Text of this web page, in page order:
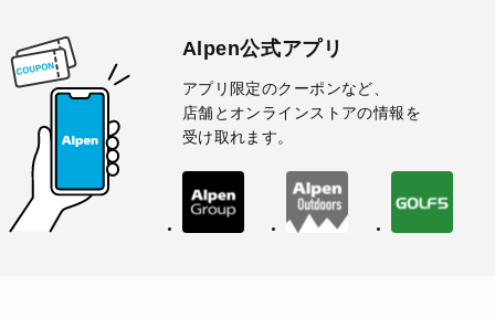
Alpen公式アプリ
アプリ限定のクーポンなど、
店舗とオンラインストアの情報を
受け取れます。